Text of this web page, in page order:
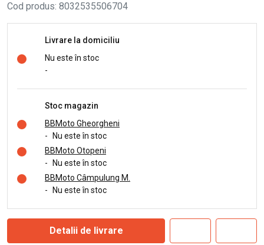
Cod produs: 8032535506704
Livrare la domiciliu
Nu este în stoc
-
Stoc magazin
BBMoto Gheorgheni
-
Nu este în stoc
BBMoto Otopeni
-
Nu este în stoc
BBMoto Câmpulung M.
-
Nu este în stoc
Detalii de livrare